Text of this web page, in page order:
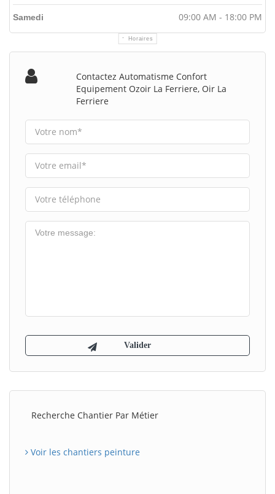
Horaires
Samedi 09:00 AM - 18:00 PM
Contactez Automatisme Confort
Equipement Ozoir La Ferriere, Oir La
Ferriere
Recherche Chantier Par Métier
Voir les chantiers peinture